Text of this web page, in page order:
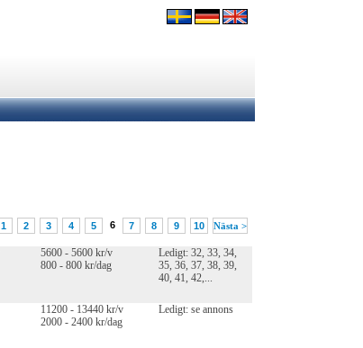
1 2 3 4 5 6 7 8 9 10 Nästa >
5600 - 5600 kr/v
800 - 800 kr/dag
Ledigt: 32, 33, 34,
35, 36, 37, 38, 39,
40, 41, 42,...
11200 - 13440 kr/v
2000 - 2400 kr/dag
Ledigt: se annons